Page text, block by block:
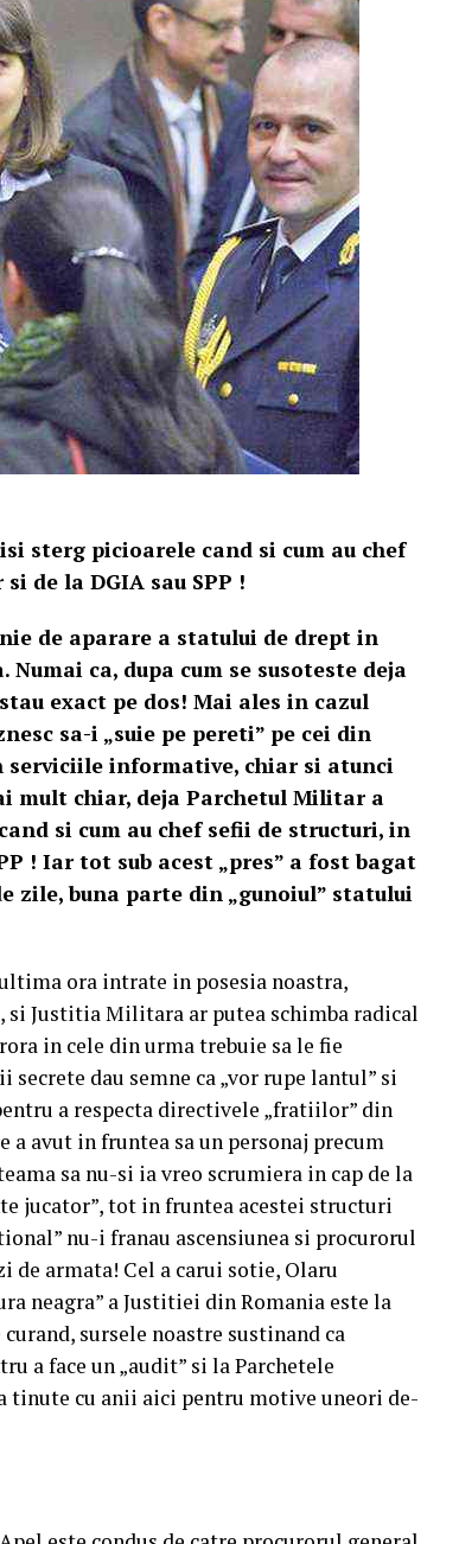
sterg picioarele cand si cum au chef
de la DGIA sau SPP !
de aparare a statului de drept in
ca, dupa cum se susoteste deja
exact pe dos! Mai ales in cazul
sa-i „suie pe pereti” pe cei din
informative, chiar si atunci
mult chiar, deja Parchetul Militar a
si cum au chef sefii de structuri, in
! Iar tot sub acest „pres” a fost bagat
zile, buna parte din „gunoiul” statului
ora intrate in posesia noastra,
si Justitia Militara ar putea schimba radical
in cele din urma trebuie sa le fie
dau semne ca „vor rupe lantul” si
a respecta directivele „fratiilor” din
a avut in fruntea sa un personaj precum
sa nu-si ia vreo scrumiera in cap de la
jucator”, tot in fruntea acestei structuri
nu-i franau ascensiunea si procurorul
de armata! Cel a carui sotie, Olaru
neagra” a Justitiei din Romania este la
sursele noastre sustinand ca
a face un „audit” si la Parchetele
tinute cu anii aici pentru motive uneori de-